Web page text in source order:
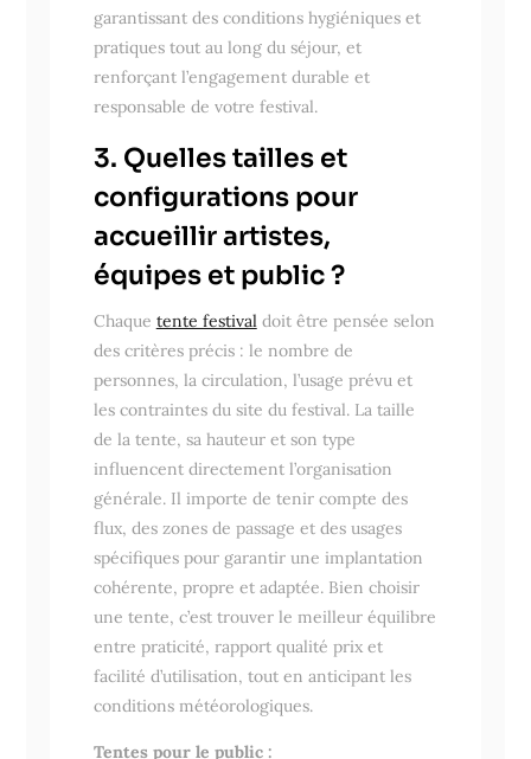
garantissant des conditions hygiéniques et
pratiques tout au long du séjour, et
renforçant l’engagement durable et
responsable de votre festival.
3. Quelles tailles et
configurations pour
accueillir artistes,
équipes et public ?
Chaque tente festivaldoit être pensée selon
des critères précis : le nombre de
personnes, la circulation, l’usage prévu et
les contraintes du site du festival. La taille
de la tente, sa hauteur et son type
influencent directement l’organisation
générale. Il importe de tenir compte des
flux, des zones de passage et des usages
spécifiques pour garantir une implantation
cohérente, propre et adaptée. Bien choisir
une tente, c’est trouver le meilleur équilibre
entre praticité, rapport qualité prix et
facilité d’utilisation, tout en anticipant les
conditions météorologiques.
Tentes pour le public :